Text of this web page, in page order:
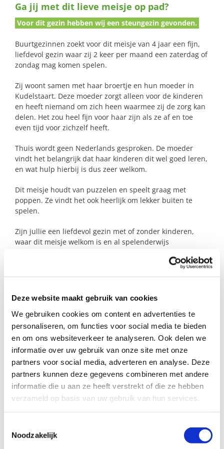
Deze website maakt gebruik van cookies
We gebruiken cookies om content en advertenties te
personaliseren, om functies voor social media te bieden
en om ons websiteverkeer te analyseren. Ook delen we
informatie over uw gebruik van onze site met onze
partners voor social media, adverteren en analyse. Deze
partners kunnen deze gegevens combineren met andere
informatie die u aan ze heeft verstrekt of die ze hebben
verzameld op basis van uw gebruik van hun services.
Noodzakelijk
naar:
Ga jij met dit lieve meisje op pad?
Voor dit gezin hebben wij een steungezin gevonden.
Buurtgezinnen zoekt voor dit meisje van 4 jaar een fijn,
liefdevol gezin waar zij 2 keer per maand een zaterdag of
zondag mag komen spelen.
Zij woont samen met haar broertje en hun moeder in
Kudelstaart. Deze moeder zorgt alleen voor de kinderen
en heeft niemand om zich heen waarmee zij de zorg kan
delen. Het zou heel fijn voor haar zijn als ze af en toe
even tijd voor zichzelf heeft.
Thuis wordt geen Nederlands gesproken. De moeder
vindt het belangrijk dat haar kinderen dit wel goed leren,
en wat hulp hierbij is dus zeer welkom.
Dit meisje houdt van puzzelen en speelt graag met
poppen. Ze vindt het ook heerlijk om lekker buiten te
spelen.
Zijn jullie een liefdevol gezin met of zonder kinderen,
waar dit meisje welkom is en al spelenderwijs
Profiel steungezin
gezin:
Waar zij 2x per maand een zaterdag of
zondag mag komen spelen;
Dat het leuk vindt om wat extra aandacht
te geven op het gebied van de
Nederlandse taal;
Dat de mogelijkheid heeft om het meisje
op te halen en thuis te brengen in